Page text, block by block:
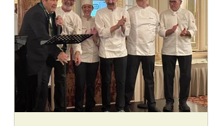
infrastructure digne d’